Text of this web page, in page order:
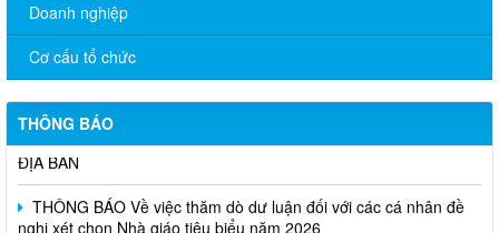
Doanh nghiệp
Cơ cấu tổ chức
THÔNG BÁO
TÂN PHÚ TRIỂN KHAI MÔ HÌNH DỊCH VỤ CÔNG LƯU ĐỘNG:
HỖ TRỢ TẬN NHÀ THỰC HIỆN THỦ TỤC ỦY QUYỀN NHẬN
LƯƠNG HƯU, TRỢ CẤP BHXH CHO NGƯỜI YẾU THẾ
PHƯỜNG TÂN PHÚ TRIỂN KHAI QUY CHẾ PHỐI HỢP TRONG
QUẢN LÝ NGƯỜI NƯỚC NGOÀI CƯ TRÚ VÀ HOẠT ĐỘNG TRÊN
ĐỊA BÀN
THÔNG BÁO Về việc thăm dò dư luận đối với các cá nhân đề
nghị xét chọn Nhà giáo tiêu biểu năm 2026